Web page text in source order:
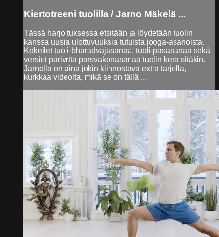
Kiertotreeni tuolilla / Jarno Mäkelä ...
Tässä harjoituksessa etsitään ja löydetään tuolin
kanssa uusia ulottuvuuksia tutuista jooga-asanoista.
Kokeilet tuoli-bharadvajasanaa, tuoli-pasasanaa sekä
versiot parivrtta parsvakonasanaa tuolin kera sitäkin.
Jarnolla on aina jokin kiinnostava extra tarjolla,
kurkkaa videolta, mikä se on tällä ...